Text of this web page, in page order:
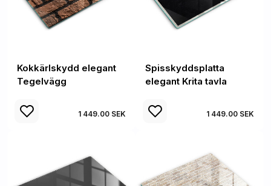
Kokkärlskydd elegant
Tegelvägg
1 449.00 SEK
Spisskyddsplatta
elegant Krita tavla
1 449.00 SEK